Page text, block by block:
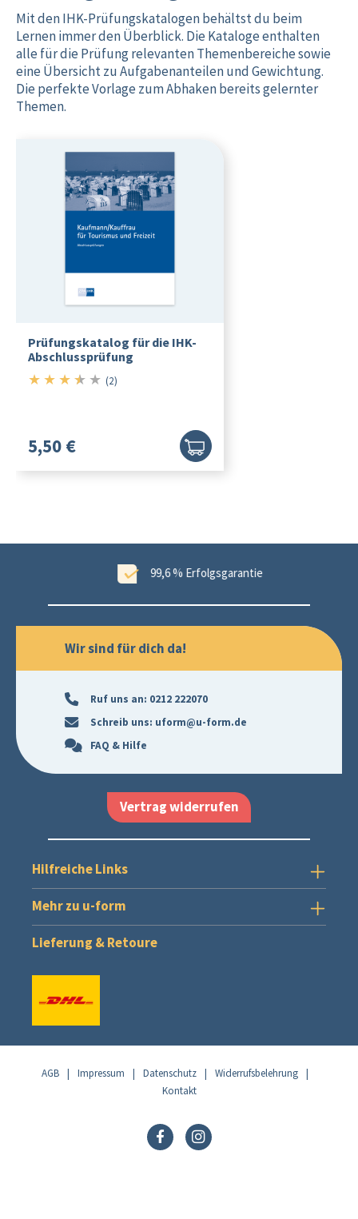
Mit den IHK-Prüfungskatalogen behältst du beim
Lernen immer den Überblick. Die Kataloge enthalten
alle für die Prüfung relevanten Themenbereiche sowie
eine Übersicht zu Aufgabenanteilen und Gewichtung.
Die perfekte Vorlage zum Abhaken bereits gelernter
Themen.
Prüfungskatalog für die IHK-
Abschlussprüfung
★ ★ ★ ★ ★ 3.5/5
(2)
5,50 €
99,6 % Erfolgsgarantie
Wir sind für dich da!
Ruf uns an: 0212 222070
Schreib uns: uform@u-form.de
FAQ & Hilfe
Vertrag widerrufen
Hilfreiche Links
Mehr zu u-form
Lieferung & Retoure
AGB | Impressum | Datenschutz | Widerrufsbelehrung |
Kontakt